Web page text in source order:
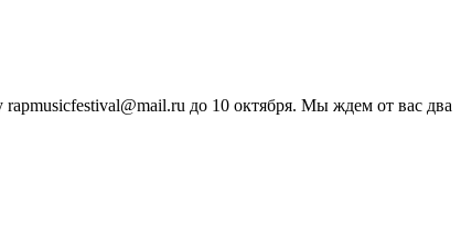
до 10 октября. Мы ждем от вас два